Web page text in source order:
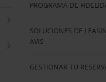
PROGRAMA DE
SOLUCIONES DE
AVIS
GESTIONAR TU